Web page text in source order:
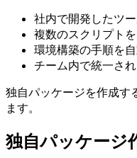
社内で開発したツ
複数のスクリプト
環境構築の手順を
チーム内で統一さ
独自パッケージを作成す
ます。
独自パッケージ